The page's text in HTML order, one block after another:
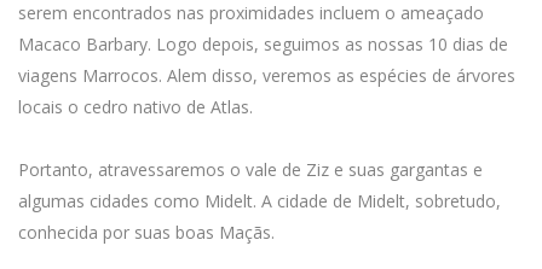
serem encontrados nas proximidades incluem o ameaçado
Macaco Barbary. Logo depois, seguimos as nossas 10 dias de
viagens Marrocos. Alem disso, veremos as espécies de árvores
locais o cedro nativo de Atlas.
Portanto, atravessaremos o vale de Ziz e suas gargantas e
algumas cidades como Midelt. A cidade de Midelt, sobretudo,
conhecida por suas boas Maçãs.